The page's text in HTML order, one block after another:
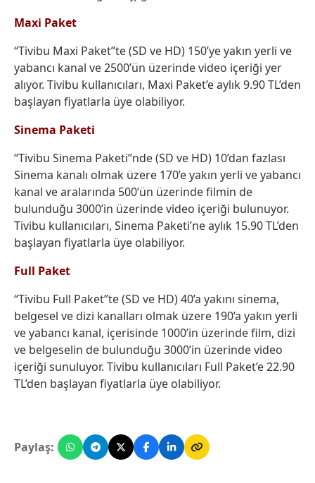
Maxi Paket
“Tivibu Maxi Paket”te (SD ve HD) 150’ye yakın yerli ve
yabancı kanal ve 2500’ün üzerinde video içeriği yer
alıyor. Tivibu kullanıcıları, Maxi Paket’e aylık 9.90 TL’den
başlayan fiyatlarla üye olabiliyor.
Sinema Paketi
“Tivibu Sinema Paketi”nde (SD ve HD) 10’dan fazlası
Sinema kanalı olmak üzere 170’e yakın yerli ve yabancı
kanal ve aralarında 500’ün üzerinde filmin de
bulunduğu 3000’in üzerinde video içeriği bulunuyor.
Tivibu kullanıcıları, Sinema Paketi’ne aylık 15.90 TL’den
başlayan fiyatlarla üye olabiliyor.
Full Paket
“Tivibu Full Paket”te (SD ve HD) 40’a yakını sinema,
belgesel ve dizi kanalları olmak üzere 190’a yakın yerli
ve yabancı kanal, içerisinde 1000’in üzerinde film, dizi
ve belgeselin de bulunduğu 3000’in üzerinde video
içeriği sunuluyor. Tivibu kullanıcıları Full Paket’e 22.90
TL’den başlayan fiyatlarla üye olabiliyor.
Paylaş: